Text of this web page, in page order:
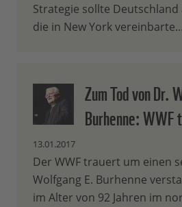
Strategie sollte Deutschland
die in New York vereinbarte…
Zum Tod von Dr.
Burhenne:
13.01.2017
Der WWF trauert um einen
Wolfgang E. Burhenne
im Alter von 92 Jahren im